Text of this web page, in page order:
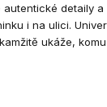
detaily a
i na ulici.
ukáže,